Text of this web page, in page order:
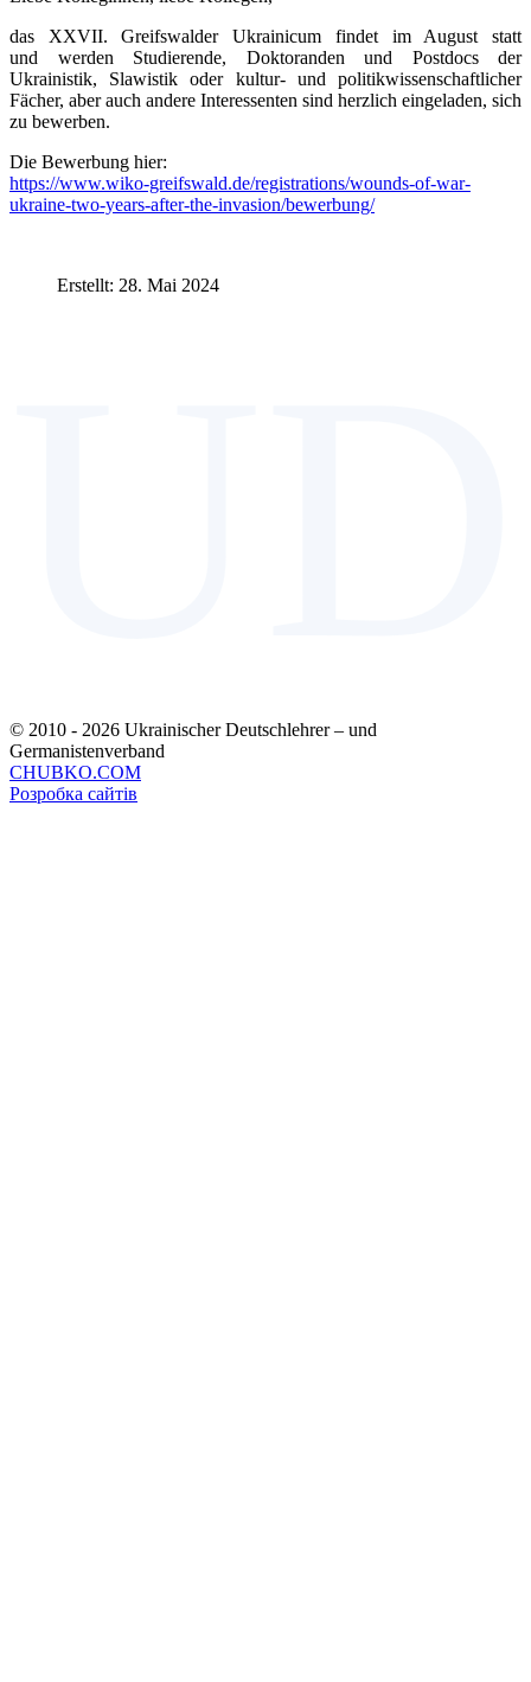
das XXVII. Greifswalder Ukrainicum findet im August statt
und werden Studierende, Doktoranden und Postdocs der
Ukrainistik, Slawistik oder kultur- und politikwissenschaftlicher
Fächer, aber auch andere Interessenten sind herzlich eingeladen, sich
zu bewerben.
Die Bewerbung hier:
https://www.wiko-greifswald.de/registrations/wounds-of-war-
ukraine-two-years-after-the-invasion/bewerbung/
Erstellt: 28. Mai 2024
© 2010 - 2026 Ukrainischer Deutschlehrer – und
Germanistenverband
CHUBKO.COM
Розробка сайтів